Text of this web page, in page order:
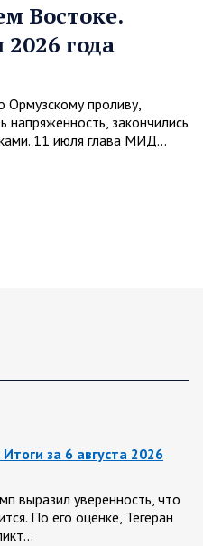
Востоке.
года
проливу,
закончились
11 июля глава МИД…
за 6 августа 2026
выразил уверенность, что
По его оценке, Тегеран